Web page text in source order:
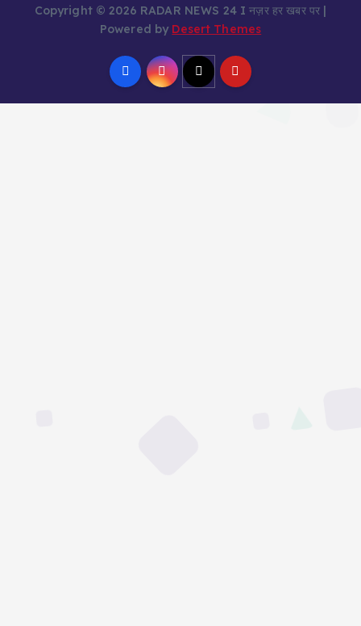
Copyright © 2026 RADAR NEWS 24 I नज़र हर खबर पर |
Powered by Desert Themes